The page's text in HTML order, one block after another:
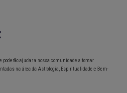
ajudar a nossa comunidade a tomar
na área da Astrologia, Espiritualidade e Bem-